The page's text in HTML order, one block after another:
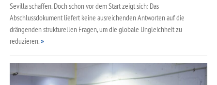
Sevilla schaffen. Doch schon vor dem Start zeigt sich: Das
Abschlussdokument liefert keine ausreichenden Antworten auf die
drängenden strukturellen Fragen, um die globale Ungleichheit zu
reduzieren.